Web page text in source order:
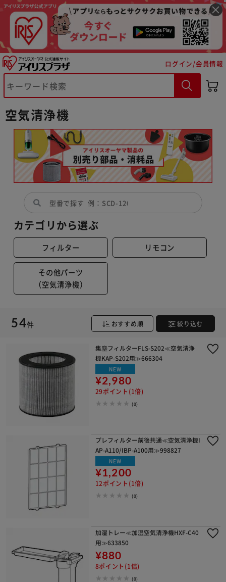
ログイン/会員情報
空気清浄機
カテゴリから選ぶ
フィルター リモコン
その他パーツ
（空気清浄機）
54件 おすすめ順 絞り込む
集塵フィルターFLS-S202≪空気清浄
機KAP-S202用≫666304
NEW
¥2,980
29ポイント(1倍)
(0)
プレフィルター前後共通≪空気清浄機I
AP-A110/IBP-A100用≫998827
NEW
¥1,200
12ポイント(1倍)
(0)
加湿トレー≪加湿空気清浄機HXF-C40
用≫633850
¥880
8ポイント(1倍)
(0)
※ご確認ください